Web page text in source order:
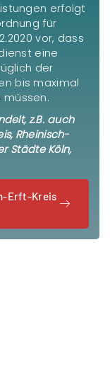
erfolgt
für
vor, dass
eine
der
bis maximal
z.B. auch
Rheinisch-
Städte Köln,
Erft-Kreis